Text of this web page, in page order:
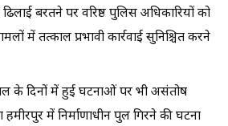
बरतने पर वरिष्ठ पुलिस अधिकारियों को
में तत्काल प्रभावी कार्रवाई सुनिश्चित करने
के दिनों में हुई घटनाओं पर भी असंतोष
में निर्माणाधीन पुल गिरने की घटना